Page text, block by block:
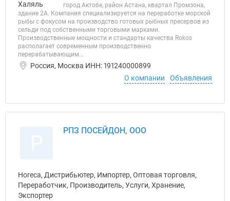
город Актобе, район Астана, квартал Промзона,
здание 2А. Компания специализируется на переработке морской
рыбы с фокусом на производство готовых рыбных пресервов из
сельди под собственными торговыми марками.
Производственные мощности и стандарты качества Rokos
располагает современным производственно
перерабатывающим...
Россия, Москва ИНН: 191240000899
О компании
Объявления
РПЗ ПОСЕЙДОН, ООО
Horeca, Дистрибьютер, Импортер, Оптовая торговля,
Переработчик, Производитель, Услуги, Хранение,
Экспортер